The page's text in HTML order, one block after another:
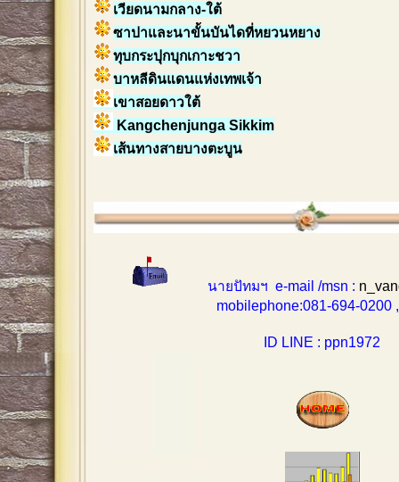
เวียดนามกลาง-ใต้
ซาปาและนาขั้นบันไดที่หยวนหยาง
ทุบกระปุกบุกเกาะชวา
บาหลีดินแดนแห่งเทพเจ้า
เขาสอยดาวใต้
Kangchenjunga Sikkim
เส้นทางสายบางตะบูน
นายปัทมฯ e-mail /msn :
mobilephone:081-694-0200 ,
ID LINE : ppn1972